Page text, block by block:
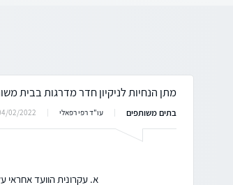
מתן הנחיות לניקיון חדר מדרגות בבית
בתים משותפים עו"ד רפי רפאלי 02/2022
א. עקרונית הוועד